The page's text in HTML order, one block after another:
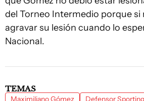
del Torneo Intermedio porque si
agravar su lesión cuando lo
Nacional.
TEMAS
Maximiliano Gómez Defensor Sporting